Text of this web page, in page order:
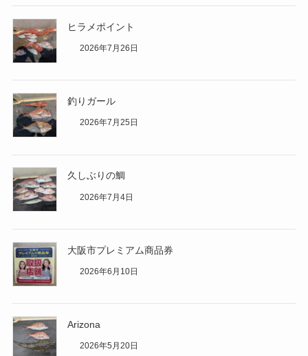
ヒラメポイント
2026年7月26日
釣りガール
2026年7月25日
久しぶりの鯛
2026年7月4日
大阪市プレミアム商品券
2026年6月10日
Arizona
2026年5月20日